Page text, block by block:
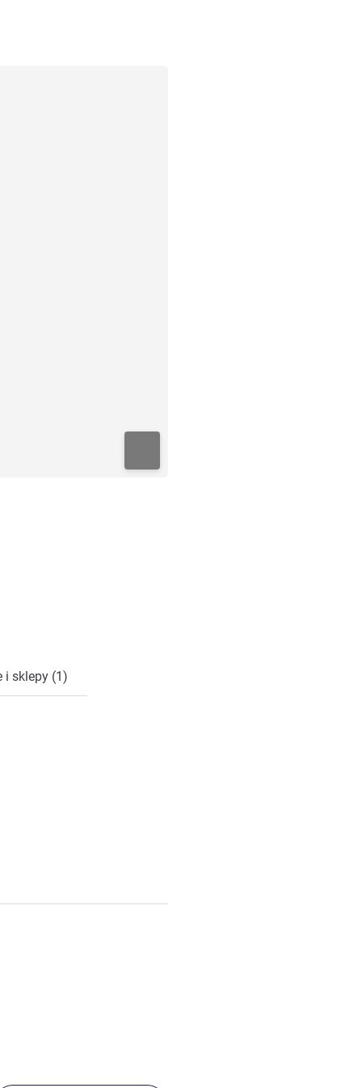
i sklepy (1)